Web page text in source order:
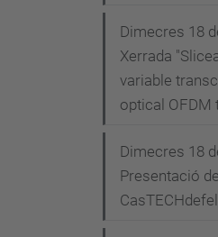
Dimecres 18
Xerrada
variable
optical OFDM
Dimecres 18
Presentació